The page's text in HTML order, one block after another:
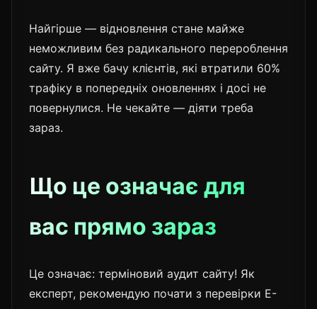
Найгірше — відновлення стане майже
неможливим без радикального перероблення
сайту. Я вже бачу клієнтів, які втратили 60%
трафіку в попередніх оновленнях і досі не
повернулися. Не чекайте — діяти треба
зараз.
Що це означає для
вас прямо зараз
Це означає: терміновий аудит сайту! Як
експерт, рекомендую почати з перевірки E-